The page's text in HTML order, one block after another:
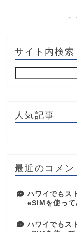
サイト内検索
人気記事
最近のコメン
ハワイでもス
eSIMを使って
ハワイでもス